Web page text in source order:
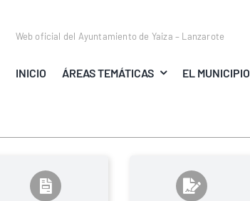
Web oficial del Ayuntamiento de Yaiza – Lanzarote
INICIO ÁREAS TEMÁTICAS EL MUNICIPIO